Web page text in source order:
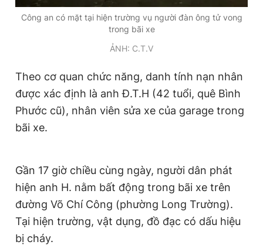
0906 645 777 0908 780 404
Tổng biên tập: Nguyễn Ngọc Toàn
Phó tổng biên tập thường trực: Hải Thành
Phó tổng biên tập: Lâm Hiếu Dũng
Phó tổng biên tập: Trần Việt Hưng
Tổng thư ký tòa soạn: Đức Trung
bản. Phát triển bởi ePi Technologies, JSC.
Công an có mặt tại hiện trường vụ người đàn ông tử vong
trong bãi xe
ẢNH: C.T.V
Theo cơ quan chức năng, danh tính nạn nhân
được xác định là anh Đ.T.H (42 tuổi, quê Bình
Phước cũ), nhân viên sửa xe của garage trong
bãi xe.
Gần 17 giờ chiều cùng ngày, người dân phát
hiện anh H. nằm bất động trong bãi xe trên
đường Võ Chí Công (phường Long Trường).
Tại hiện trường, vật dụng, đồ đạc có dấu hiệu
bị cháy.